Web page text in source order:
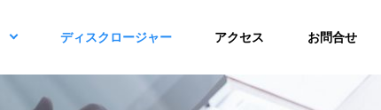
ディスクロージャー アクセス お問合せ